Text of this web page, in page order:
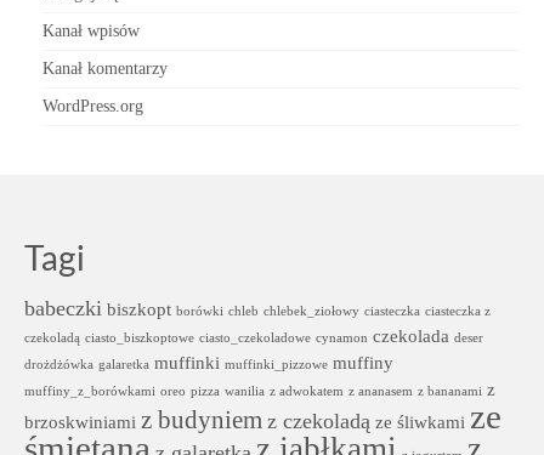
Kanał wpisów
Kanał komentarzy
WordPress.org
Tagi
babeczki biszkopt borówki chleb chlebek_ziołowy ciasteczka ciasteczka z
czekoladą ciasto_biszkoptowe ciasto_czekoladowe cynamon czekolada deser
drożdżówka galaretka muffinki muffinki_pizzowe muffiny
muffiny_z_borówkami oreo pizza wanilia z adwokatem z ananasem z bananami z
brzoskwiniami z budyniem z czekoladą ze śliwkami ze